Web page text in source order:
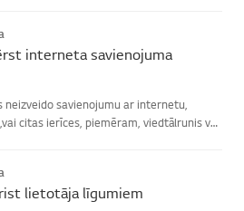
interneta savienojuma
neizveido savienojumu ar internetu,
citas ierīces, piemēram, viedtālrunis vai
lietotāja līgumiem